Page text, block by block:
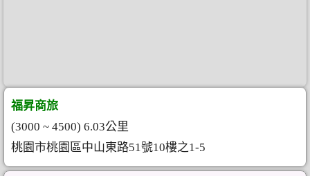
福昇商旅
(3000 ~ 4500) 6.03公里
桃園市桃園區中山東路51號10樓之1-5